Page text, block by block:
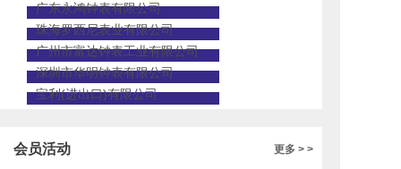
广东永鸿钟表有限公司
珠海罗西尼表业有限公司
广州市富达钟表工业有限公司
深圳市华明钟表有限公司
宝利(进出口)有限公司
更多 > >
会员活动